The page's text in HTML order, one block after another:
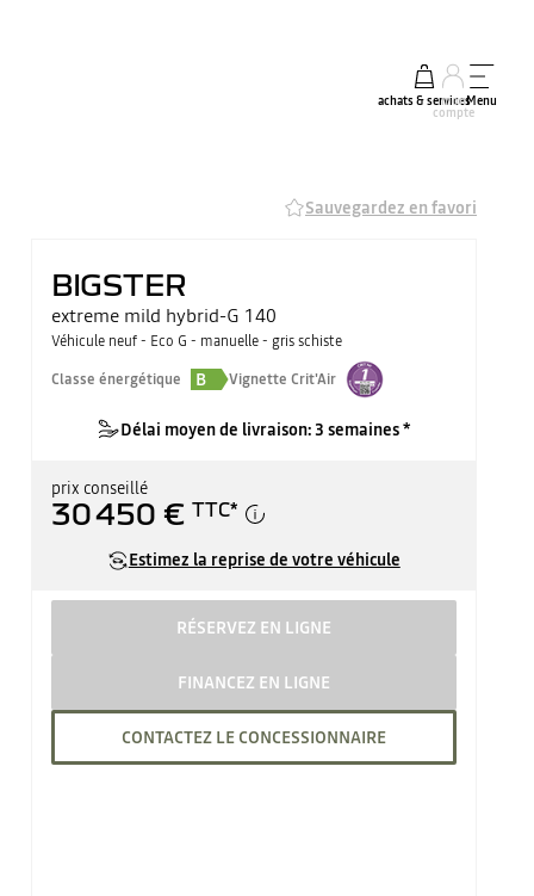
achats & services
mon
compte
Menu
Sauvegardez en favori
BIGSTER
extreme mild hybrid-G 140
Véhicule neuf - Eco G - manuelle - gris schiste
Classe énergétique
B Vignette Crit'Air
Délai moyen de livraison: 3 semaines *
prix conseillé
30 450 € TTC*
Estimez la reprise de votre véhicule
RÉSERVEZ EN LIGNE
FINANCEZ EN LIGNE
CONTACTEZ LE CONCESSIONNAIRE